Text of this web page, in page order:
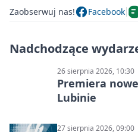
Zaobserwuj nas! Facebook
Nadchodzące
26 sierpnia 2026, 10:30
Premiera
Lubinie
27 sierpnia 2026, 09:00